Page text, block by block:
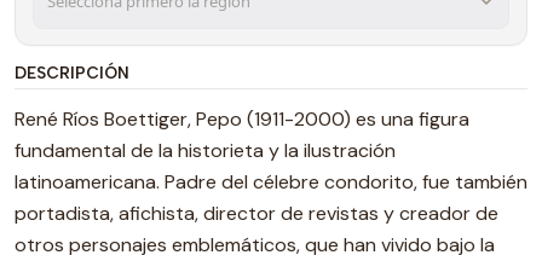
DESCRIPCIÓN
René Ríos Boettiger, Pepo (1911-2000) es una figura
fundamental de la historieta y la ilustración
latinoamericana. Padre del célebre condorito, fue también
portadista, afichista, director de revistas y creador de
otros personajes emblemáticos, que han vivido bajo la